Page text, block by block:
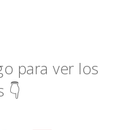
para ver los
👇